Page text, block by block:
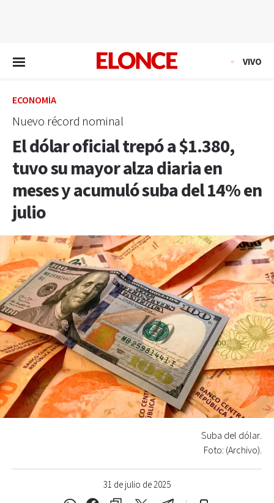
VIVO
ECONOMÍA
Nuevo récord nominal
El dólar oficial trepó a $1.380,
tuvo su mayor alza diaria en
meses y acumuló suba del 14% en
julio
31 de julio de 2025
Suba del dólar.
Foto: (Archivo).